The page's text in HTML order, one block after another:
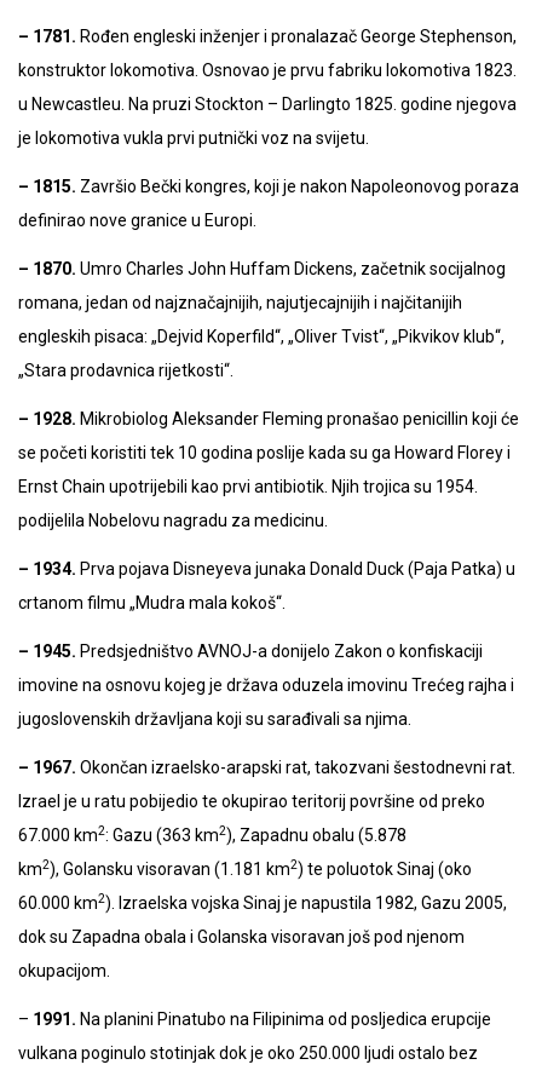
– 1781. Rođen engleski inženjer i pronalazač George Stephenson,
konstruktor lokomotiva. Osnovao je prvu fabriku lokomotiva 1823.
u Newcastleu. Na pruzi Stockton – Darlingto 1825. godine njegova
je lokomotiva vukla prvi putnički voz na svijetu.
– 1815. Završio Bečki kongres, koji je nakon Napoleonovog poraza
definirao nove granice u Europi.
– 1870. Umro Charles John Huffam Dickens, začetnik socijalnog
romana, jedan od najznačajnijih, najutjecajnijih i najčitanijih
engleskih pisaca: „Dejvid Koperfild“, „Oliver Tvist“, „Pikvikov klub“,
„Stara prodavnica rijetkosti“.
– 1928. Mikrobiolog Aleksander Fleming pronašao penicillin koji će
se početi koristiti tek 10 godina poslije kada su ga Howard Florey i
Ernst Chain upotrijebili kao prvi antibiotik. Njih trojica su 1954.
podijelila Nobelovu nagradu za medicinu.
– 1934. Prva pojava Disneyeva junaka Donald Duck (Paja Patka) u
crtanom filmu „Mudra mala kokoš“.
– 1945. Predsjedništvo AVNOJ-a donijelo Zakon o konfiskaciji
imovine na osnovu kojeg je država oduzela imovinu Trećeg rajha i
jugoslovenskih državljana koji su sarađivali sa njima.
– 1967. Okončan izraelsko-arapski rat, takozvani šestodnevni rat.
Izrael je u ratu pobijedio te okupirao teritorij površine od preko
67.000 km2: Gazu (363 km2), Zapadnu obalu (5.878
km2), Golansku visoravan (1.181 km2) te poluotok Sinaj (oko
60.000 km2). Izraelska vojska Sinaj je napustila 1982, Gazu 2005,
dok su Zapadna obala i Golanska visoravan još pod njenom
okupacijom.
– 1991. Na planini Pinatubo na Filipinima od posljedica erupcije
vulkana poginulo stotinjak dok je oko 250.000 ljudi ostalo bez